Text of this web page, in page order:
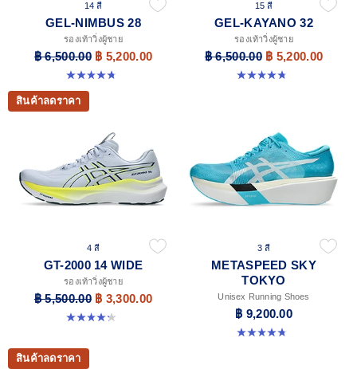
14 สี
GEL-NIMBUS 28
รองเท้าวิ่งผู้ชาย
฿ 6,500.00 ฿ 5,200.00
4.7 จาก 5 ดาว 280 รีวิว
15 สี
GEL-KAYANO 32
รองเท้าวิ่งผู้ชาย
฿ 6,500.00 ฿ 5,200.00
4.8 จาก 5 ดาว 530 รีวิว
สินค้าลดราคา
4 สี
GT-2000 14 WIDE
รองเท้าวิ่งผู้ชาย
฿ 5,500.00 ฿ 3,300.00
4.2 จาก 5 ดาว 57 รีวิว
3 สี
METASPEED SKY
TOKYO
Unisex Running Shoes
฿ 9,200.00
4.8 จาก 5 ดาว 349 รีวิว
สินค้าลดราคา